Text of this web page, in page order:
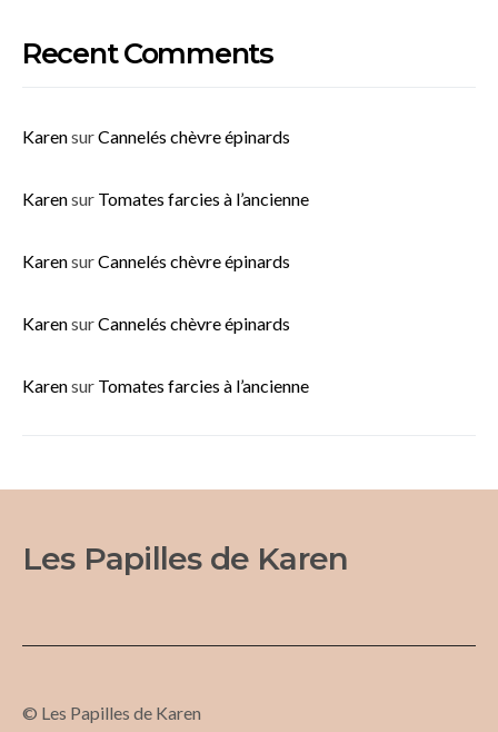
Recent Comments
KarensurCannelés chèvre épinards
Karensur Tomates farcies à l’ancienne
KarensurCannelés chèvre épinards
KarensurCannelés chèvre épinards
Karensur Tomates farcies à l’ancienne
Les Papilles de Karen
© Les Papilles de Karen